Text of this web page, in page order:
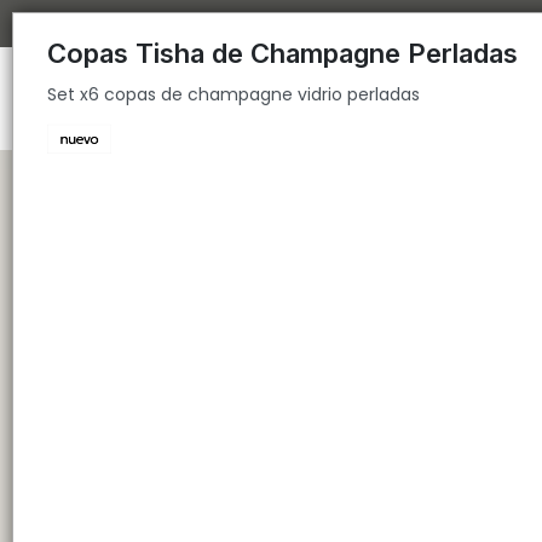
Set x6 copas de champagne vidrio perladas
Copas Tisha de Champagne Perladas
Set x6 copas de champagne vidrio perladas